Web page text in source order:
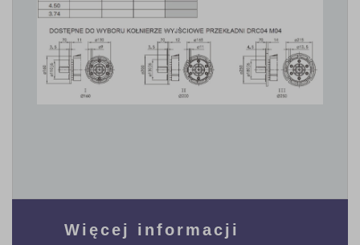
Więcej informacji